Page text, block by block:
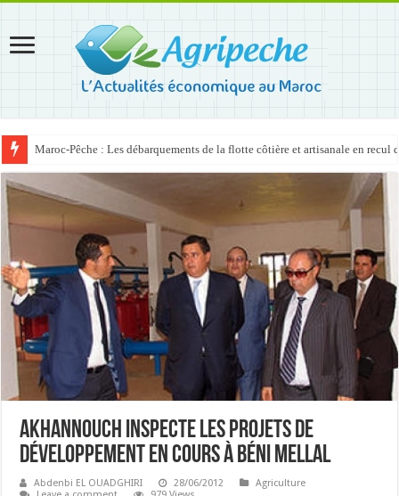
Maroc-Pêche : Les débarquements de la flotte côtière et artisanale en recul
Akhannouch inspecte les projets de
développement en cours à Béni Mellal
Abdenbi EL OUADGHIRI 28/06/2012
Agriculture